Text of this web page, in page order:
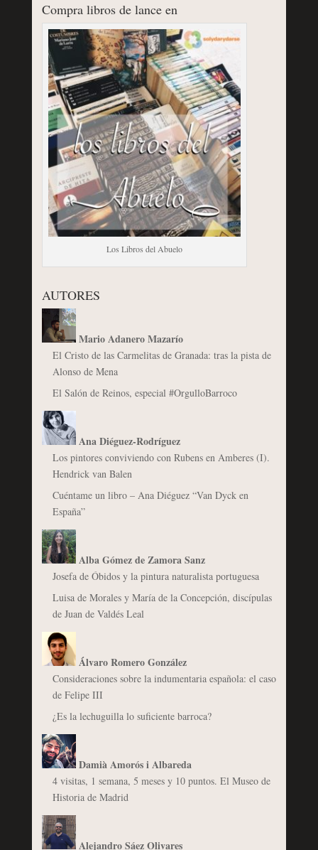
Compra libros de lance en
Los Libros del Abuelo
AUTORES
Mario Adanero Mazarío
El Cristo de las Carmelitas de Granada: tras la pista de
Alonso de Mena
El Salón de Reinos, especial #OrgulloBarroco
Ana Diéguez-Rodríguez
Los pintores conviviendo con Rubens en Amberes (I).
Hendrick van Balen
Cuéntame un libro – Ana Diéguez “Van Dyck en
España”
Alba Gómez de Zamora Sanz
Josefa de Óbidos y la pintura naturalista portuguesa
Luisa de Morales y María de la Concepción, discípulas
de Juan de Valdés Leal
Álvaro Romero González
Consideraciones sobre la indumentaria española: el caso
de Felipe III
¿Es la lechuguilla lo suficiente barroca?
Damià Amorós i Albareda
4 visitas, 1 semana, 5 meses y 10 puntos. El Museo de
Historia de Madrid
Alejandro Sáez Olivares